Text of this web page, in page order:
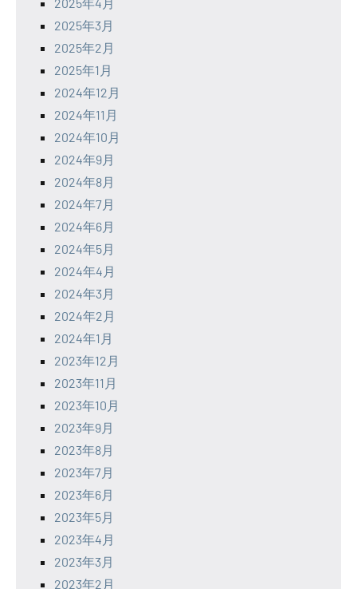
2025年3月
2025年2月
2025年1月
2024年12月
2024年11月
2024年10月
2024年9月
2024年8月
2024年7月
2024年6月
2024年5月
2024年4月
2024年3月
2024年2月
2024年1月
2023年12月
2023年11月
2023年10月
2023年9月
2023年8月
2023年7月
2023年6月
2023年5月
2023年4月
2023年3月
2023年2月